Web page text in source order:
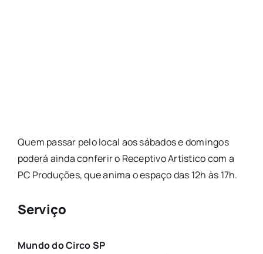
Quem passar pelo local aos sábados e domingos
poderá ainda conferir o Receptivo Artístico com a
PC Produções, que anima o espaço das 12h às 17h.
Serviço
Mundo do Circo SP